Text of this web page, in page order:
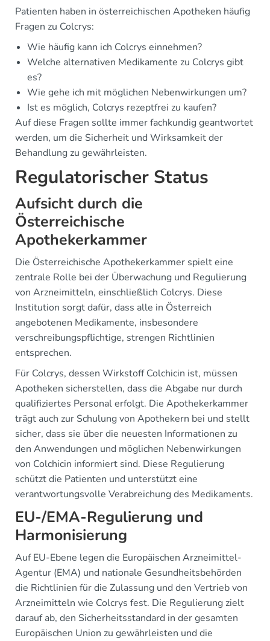
Patienten haben in österreichischen Apotheken häufig
Fragen zu Colcrys:
Wie häufig kann ich Colcrys einnehmen?
Welche alternativen Medikamente zu Colcrys gibt
es?
Wie gehe ich mit möglichen Nebenwirkungen um?
Ist es möglich, Colcrys rezeptfrei zu kaufen?
Auf diese Fragen sollte immer fachkundig geantwortet
werden, um die Sicherheit und Wirksamkeit der
Behandlung zu gewährleisten.
Regulatorischer Status
Aufsicht durch die
Österreichische
Apothekerkammer
Die Österreichische Apothekerkammer spielt eine
zentrale Rolle bei der Überwachung und Regulierung
von Arzneimitteln, einschließlich Colcrys. Diese
Institution sorgt dafür, dass alle in Österreich
angebotenen Medikamente, insbesondere
verschreibungspflichtige, strengen Richtlinien
entsprechen.
Für Colcrys, dessen Wirkstoff Colchicin ist, müssen
Apotheken sicherstellen, dass die Abgabe nur durch
qualifiziertes Personal erfolgt. Die Apothekerkammer
trägt auch zur Schulung von Apothekern bei und stellt
sicher, dass sie über die neuesten Informationen zu
den Anwendungen und möglichen Nebenwirkungen
von Colchicin informiert sind. Diese Regulierung
schützt die Patienten und unterstützt eine
verantwortungsvolle Verabreichung des Medikaments.
EU-/EMA-Regulierung und
Harmonisierung
Auf EU-Ebene legen die Europäischen Arzneimittel-
Agentur (EMA) und nationale Gesundheitsbehörden
die Richtlinien für die Zulassung und den Vertrieb von
Arzneimitteln wie Colcrys fest. Die Regulierung zielt
darauf ab, den Sicherheitsstandard in der gesamten
Europäischen Union zu gewährleisten und die